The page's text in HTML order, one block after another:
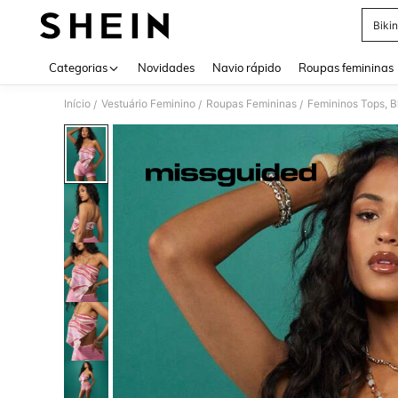
Categorias Novidades Navio rápido Roupas femininas
Início / Vestuário Feminino / Roupas Femininas / Femininos Tops,